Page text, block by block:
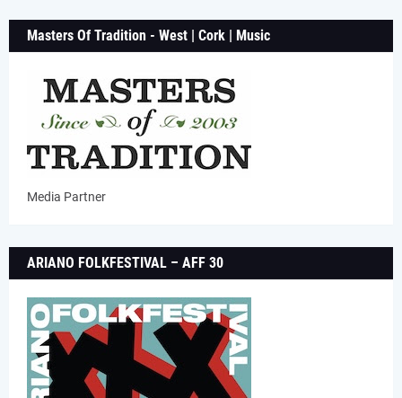
Masters Of Tradition - West | Cork | Music
Media Partner
ARIANO FOLKFESTIVAL – AFF 30